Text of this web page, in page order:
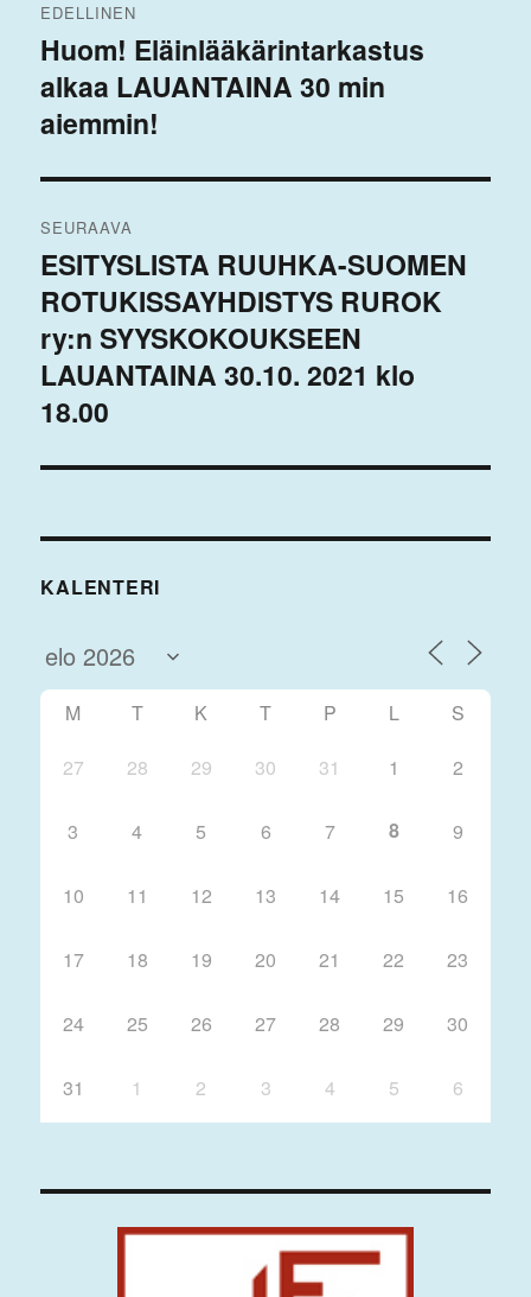
selaus
EDELLINEN
Edellinen
artikkeli:
Huom! Eläinlääkärintarkastus
alkaa LAUANTAINA 30 min
aiemmin!
SEURAAVA
Seuraava
artikkeli:
ESITYSLISTA RUUHKA-SUOMEN
ROTUKISSAYHDISTYS RUROK
ry:n SYYSKOKOUKSEEN
LAUANTAINA 30.10. 2021 klo
18.00
KALENTERI
M T K T P L
S
27
28 29 30 31 1 2
3 4 5 6 7 8 9
10 11 12 13 14 15 16
17 18 19 20 21 22 23
24 25 26 27 28 29 30
31 1 2 3 4 5 6